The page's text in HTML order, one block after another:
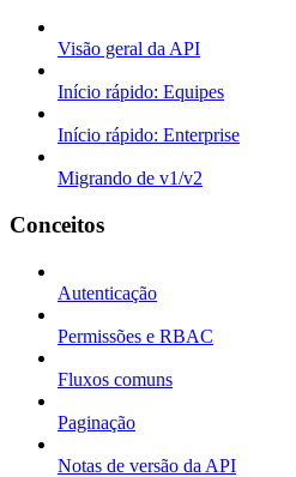
Visão geral da API
Início rápido: Equipes
Início rápido: Enterprise
Migrando de v1/v2
Conceitos
Autenticação
Permissões e RBAC
Fluxos comuns
Paginação
Notas de versão da API